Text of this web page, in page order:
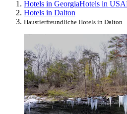
Hotels in GeorgiaHotels in USA
Hotels in Dalton
Haustierfreundliche Hotels in Dalton